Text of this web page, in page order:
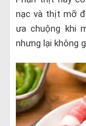
nạc và thịt mỡ
ưa chuộng khi
nhưng lại không